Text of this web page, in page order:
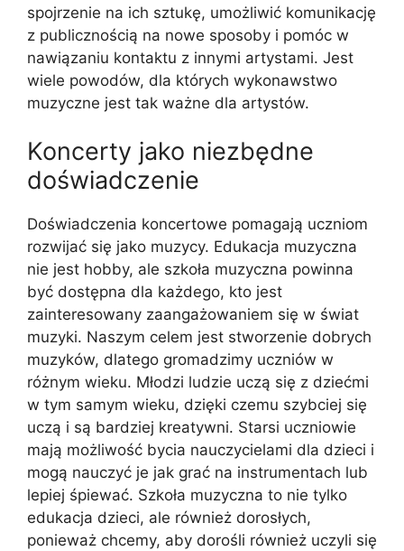
spojrzenie na ich sztukę, umożliwić komunikację
z publicznością na nowe sposoby i pomóc w
nawiązaniu kontaktu z innymi artystami. Jest
wiele powodów, dla których wykonawstwo
muzyczne jest tak ważne dla artystów.
Koncerty jako niezbędne
doświadczenie
Doświadczenia koncertowe pomagają uczniom
rozwijać się jako muzycy. Edukacja muzyczna
nie jest hobby, ale szkoła muzyczna powinna
być dostępna dla każdego, kto jest
zainteresowany zaangażowaniem się w świat
muzyki. Naszym celem jest stworzenie dobrych
muzyków, dlatego gromadzimy uczniów w
różnym wieku. Młodzi ludzie uczą się z dziećmi
w tym samym wieku, dzięki czemu szybciej się
uczą i są bardziej kreatywni. Starsi uczniowie
mają możliwość bycia nauczycielami dla dzieci i
mogą nauczyć je jak grać na instrumentach lub
lepiej śpiewać. Szkoła muzyczna to nie tylko
edukacja dzieci, ale również dorosłych,
ponieważ chcemy, aby dorośli również uczyli się